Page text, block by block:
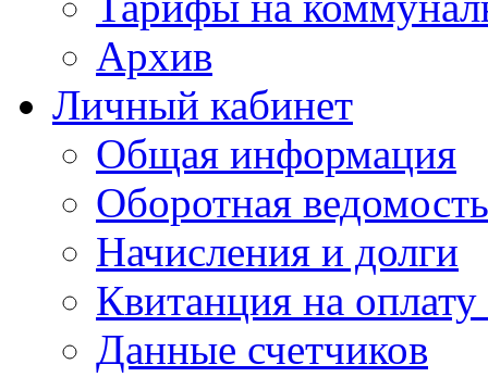
Архив
Личный кабинет
Общая информация
Оборотная ведомость
Начисления и долги
Квитанция на
Данные счетчиков